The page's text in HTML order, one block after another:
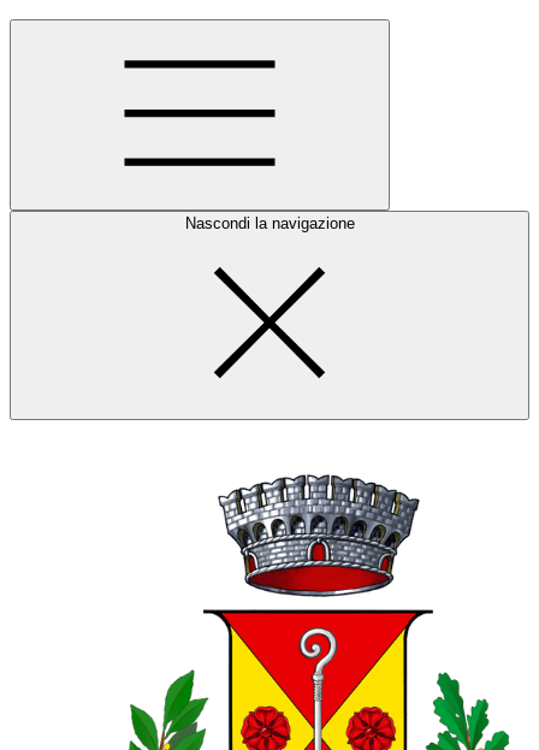
Nascondi la navigazione